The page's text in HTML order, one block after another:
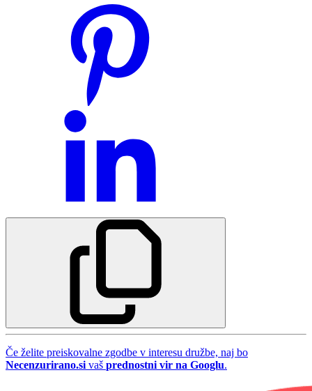
Če želite preiskovalne zgodbe v interesu družbe, naj bo
Necenzurirano.si vaš prednostni vir na Googlu.